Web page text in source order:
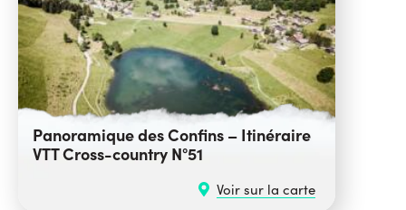
Panoramique des Confins – Itinéraire
VTT Cross-country N°51
Voir sur la carte